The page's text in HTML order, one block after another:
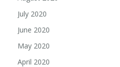
July 2020
June 2020
May 2020
April 2020